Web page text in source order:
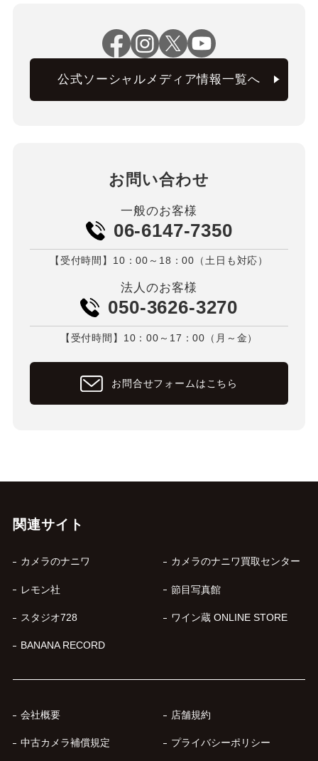
公式ソーシャルメディア情報一覧へ
お問い合わせ
一般のお客様
06-6147-7350
【受付時間】10：00～18：00（土日も対応）
法人のお客様
050-3626-3270
【受付時間】10：00～17：00（月～金）
お問合せフォームはこちら
関連サイト
カメラのナニワ カメラのナニワ買取センター
レモン社 節目写真館
スタジオ728 ワイン蔵 ONLINE STORE
BANANA RECORD
会社概要 店舗規約
中古カメラ補償規定 プライバシーポリシー